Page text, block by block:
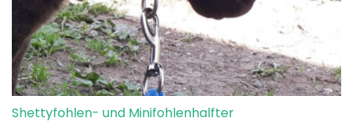
Shettyfohlen- und Minifohlenhalfter